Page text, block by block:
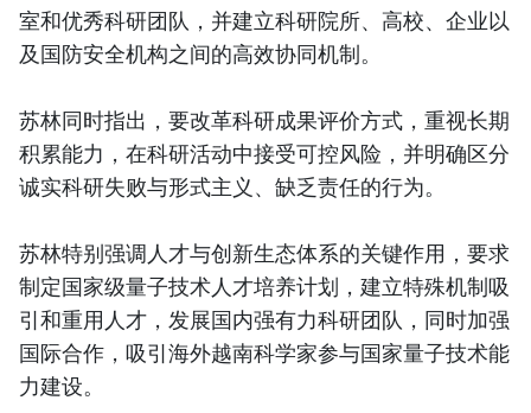
室和优秀科研团队，并建立科研院所、高校、企业以
及国防安全机构之间的高效协同机制。
苏林同时指出，要改革科研成果评价方式，重视长期
积累能力，在科研活动中接受可控风险，并明确区分
诚实科研失败与形式主义、缺乏责任的行为。
苏林特别强调人才与创新生态体系的关键作用，要求
制定国家级量子技术人才培养计划，建立特殊机制吸
引和重用人才，发展国内强有力科研团队，同时加强
国际合作，吸引海外越南科学家参与国家量子技术能
力建设。